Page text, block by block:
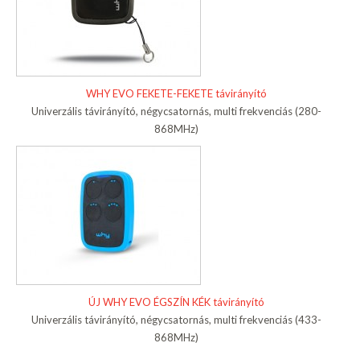
WHY EVO FEKETE-FEKETE távirányító
Univerzális távirányító, négycsatornás, multi frekvenciás (280-
868MHz)
ÚJ WHY EVO ÉGSZÍN KÉK távirányító
Univerzális távirányító, négycsatornás, multi frekvenciás (433-
868MHz)